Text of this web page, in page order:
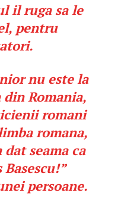
il ruga sa le
pentru
nu este la
Romania,
romani
romana,
seama ca
persoane.